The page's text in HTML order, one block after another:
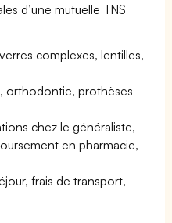
d’une mutuelle TNS
complexes, lentilles,
orthodontie, prothèses
chez le généraliste,
en pharmacie,
frais de transport,